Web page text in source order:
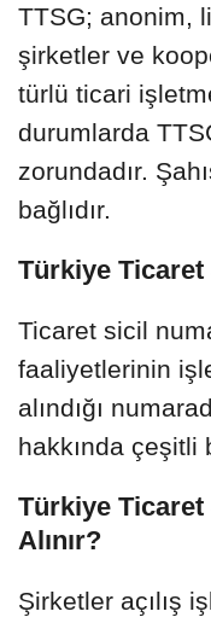
TTSG; anonim,
şirketler ve
türlü ticari
durumlarda
zorundadır.
bağlıdır.
Türkiye Ticaret
Ticaret sicil
faaliyetlerinin
alındığı
hakkında çeşitli
Türkiye Ticaret
Alınır?
Şirketler açılış